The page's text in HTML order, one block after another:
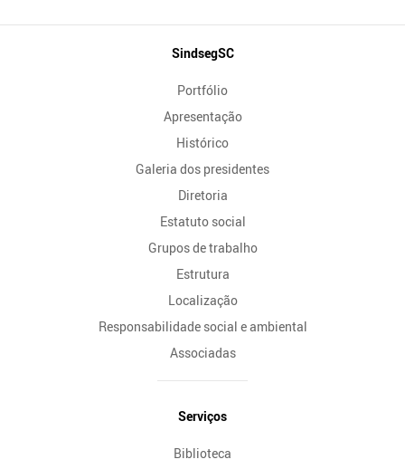
SindsegSC
Portfólio
Apresentação
Histórico
Galeria dos presidentes
Diretoria
Estatuto social
Grupos de trabalho
Estrutura
Localização
Responsabilidade social e ambiental
Associadas
Serviços
Biblioteca